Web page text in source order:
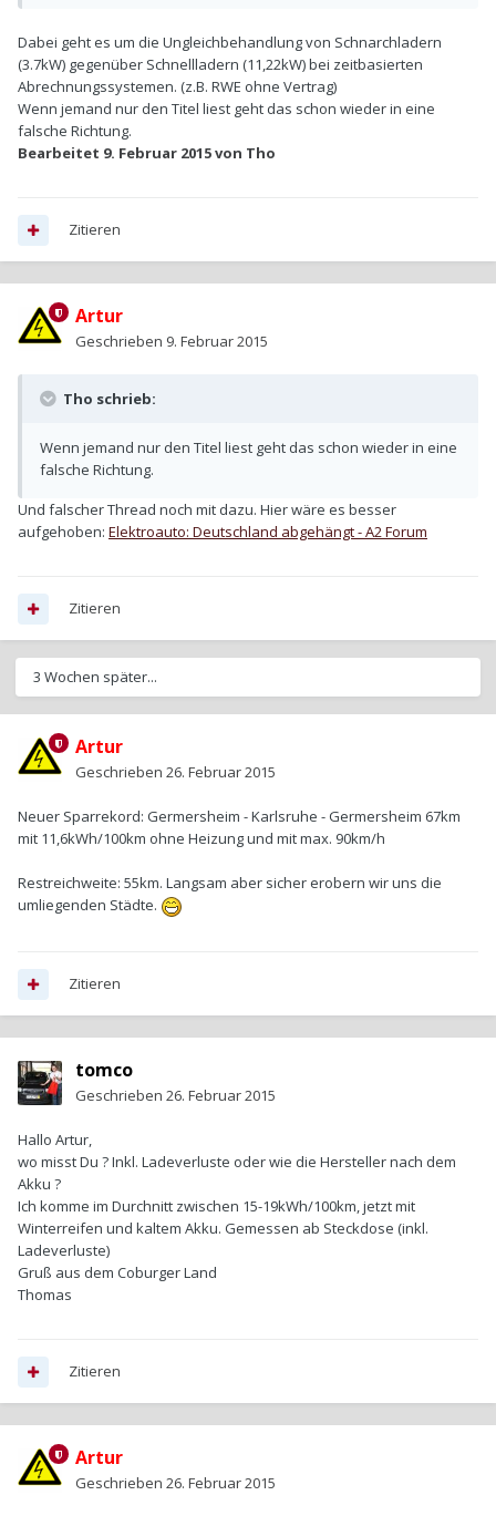
Dabei geht es um die Ungleichbehandlung von Schnarchladern
(3.7kW) gegenüber Schnellladern (11,22kW) bei zeitbasierten
Abrechnungssystemen. (z.B. RWE ohne Vertrag)
Wenn jemand nur den Titel liest geht das schon wieder in eine
falsche Richtung.
Bearbeitet 9. Februar 2015von Tho
Zitieren
Artur
Geschrieben 9. Februar 2015
Tho schrieb:
Wenn jemand nur den Titel liest geht das schon wieder in eine
falsche Richtung.
Und falscher Thread noch mit dazu. Hier wäre es besser
aufgehoben: Elektroauto: Deutschland abgehängt - A2 Forum
Zitieren
3 Wochen später...
Artur
Geschrieben 26. Februar 2015
Neuer Sparrekord: Germersheim - Karlsruhe - Germersheim 67km
mit 11,6kWh/100km ohne Heizung und mit max. 90km/h
Restreichweite: 55km. Langsam aber sicher erobern wir uns die
umliegenden Städte.
Zitieren
tomco
Geschrieben 26. Februar 2015
Hallo Artur,
wo misst Du ? Inkl. Ladeverluste oder wie die Hersteller nach dem
Akku ?
Ich komme im Durchnitt zwischen 15-19kWh/100km, jetzt mit
Winterreifen und kaltem Akku. Gemessen ab Steckdose (inkl.
Ladeverluste)
Gruß aus dem Coburger Land
Thomas
Zitieren
Artur
Geschrieben 26. Februar 2015